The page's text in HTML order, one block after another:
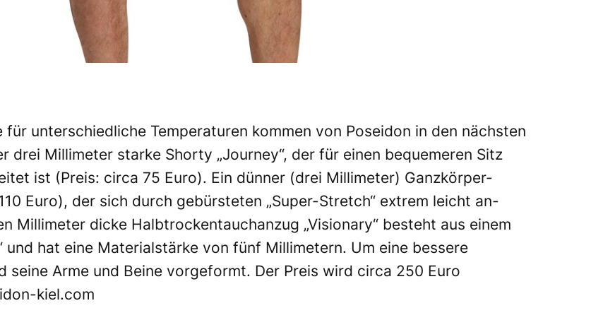
unterschiedliche Temperaturen kommen von Poseidon in den nächsten
drei Millimeter starke Shorty „Journey“, der für einen bequemeren Sitz
ist (Preis: circa 75 Euro). Ein dünner (drei Millimeter) Ganzkörper-
Euro), der sich durch gebürsteten „Super-Stretch“ extrem leicht an-
Millimeter dicke Halbtrockentauchanzug „Visionary“ besteht aus einem
hat eine Materialstärke von fünf Millimetern. Um eine bessere
seine Arme und Beine vorgeformt. Der Preis wird circa 250 Euro
kiel.com